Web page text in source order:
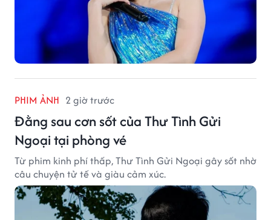
PHIM ẢNH 2 giờ trước
Đằng sau cơn sốt của Thư Tình Gửi
Ngoại tại phòng vé
Từ phim kinh phí thấp, Thư Tình Gửi Ngoại gây sốt nhờ
câu chuyện tử tế và giàu cảm xúc.